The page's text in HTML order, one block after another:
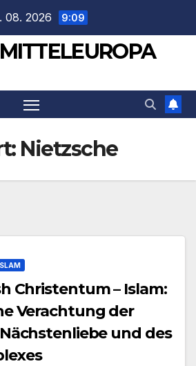
08. 2026 9:09
Nietzsche
Christentum – Islam:
Verachtung der
und des